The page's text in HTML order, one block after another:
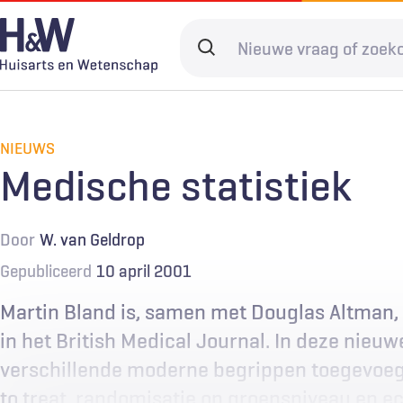
Overslaan
en
naar
gaan
Search
Spoedzorg
Digitale zorg Levenseinde
Abonneren
NIEUWS
Medische statistiek
Door W. van Geldrop
Gepubliceerd 10 april 2001
Martin Bland is, samen met Douglas
in het British Medical Journal. In deze
verschillende moderne begrippen
to treat, randomisatie op groepsniveau en